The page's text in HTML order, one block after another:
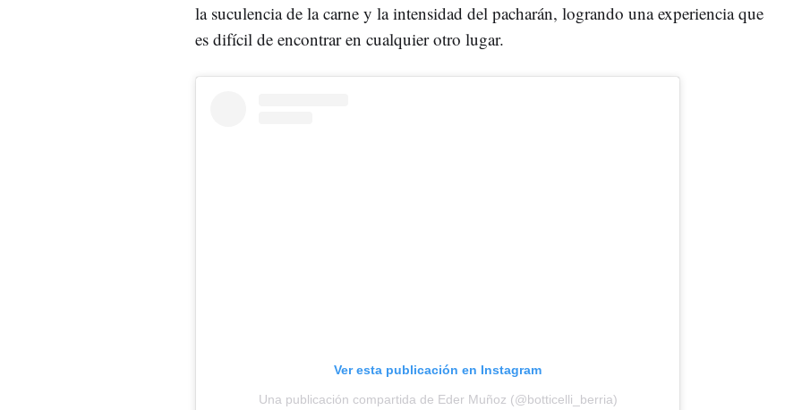
la suculencia de la carne y la intensidad del pacharán, logrando una experiencia que
es difícil de encontrar en cualquier otro lugar.
Ver esta publicación en Instagram
Una publicación compartida de Eder Muñoz (@botticelli_berria)